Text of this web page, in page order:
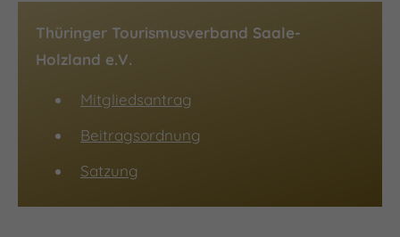
Thüringer Tourismusverband Saale-
Holzland e.V.
Mitgliedsantrag
Beitragsordnung
Satzung